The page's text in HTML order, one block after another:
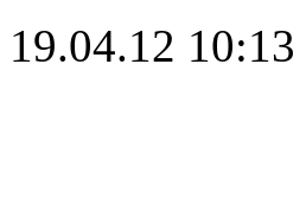
19.04.12 10:13